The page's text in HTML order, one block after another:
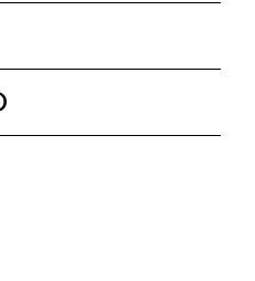
acqua e
doccetta